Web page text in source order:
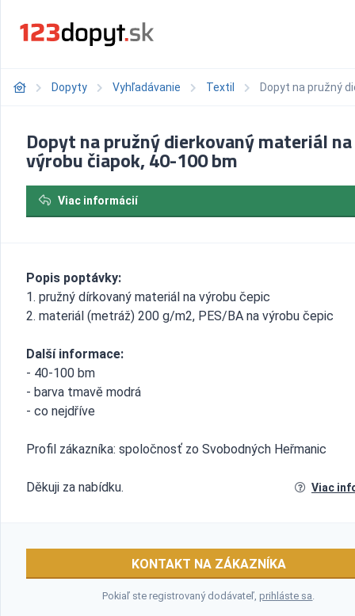
Dopyty Vyhľadávanie Textil Dopyt na pružný
Dopyt na pružný dierkovaný materiál na
výrobu čiapok, 40-100 bm
Viac informácií
Popis poptávky:
1. pružný dírkovaný materiál na výrobu čepic
2. materiál (metráž) 200 g/m2, PES/BA na výrobu čepic
Další informace:
- 40-100 bm
- barva tmavě modrá
- co nejdříve
Profil zákazníka: spoločnosť zo Svobodných Heřmanic
Děkuji za nabídku. Viac
KONTAKT NA ZÁKAZNÍKA
Pokiaľ ste registrovaný dodávateľ,prihláste sa.